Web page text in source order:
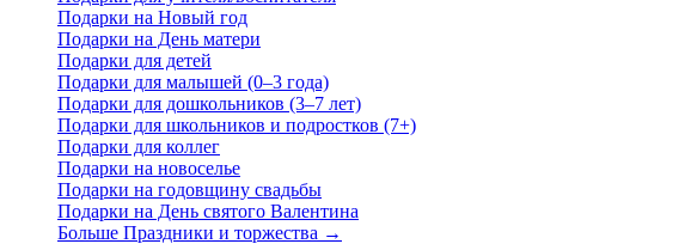
Подарки на Новый год
Подарки на День матери
Подарки для детей
Подарки для малышей (0–3 года)
Подарки для дошкольников (3–7 лет)
Подарки для школьников и подростков (7+)
Подарки для коллег
Подарки на новоселье
Подарки на годовщину свадьбы
Подарки на День святого Валентина
Больше Праздники и торжества →